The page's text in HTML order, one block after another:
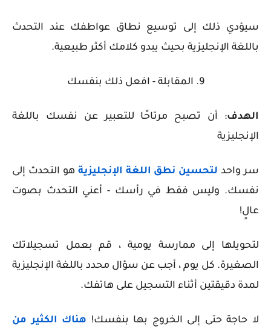
سيؤدي ذلك إلى توسيع نطاق عواطفك عند التحدث
باللغة الإنجليزية بحيث يبدو كلامك أكثر طبيعية.
9. المقابلة - افعل ذلك بنفسك
الهدف: أن تصبح مرتاحًا للتعبير عن نفسك باللغة
الإنجليزية
سر واحد لتحسين نطق اللغة الإنجليزية هو التحدث إلى
نفسك. وليس فقط في رأسك - أعني التحدث بصوت
عالٍ!
لتحويلها إلى ممارسة يومية ، قم بعمل تسجيلاتك
الصغيرة. كل يوم ، أجب عن سؤال محدد باللغة الإنجليزية
لمدة دقيقتين أثناء التسجيل على هاتفك.
لا حاجة حتى إلى الخروج بها بنفسك! هناك الكثير من